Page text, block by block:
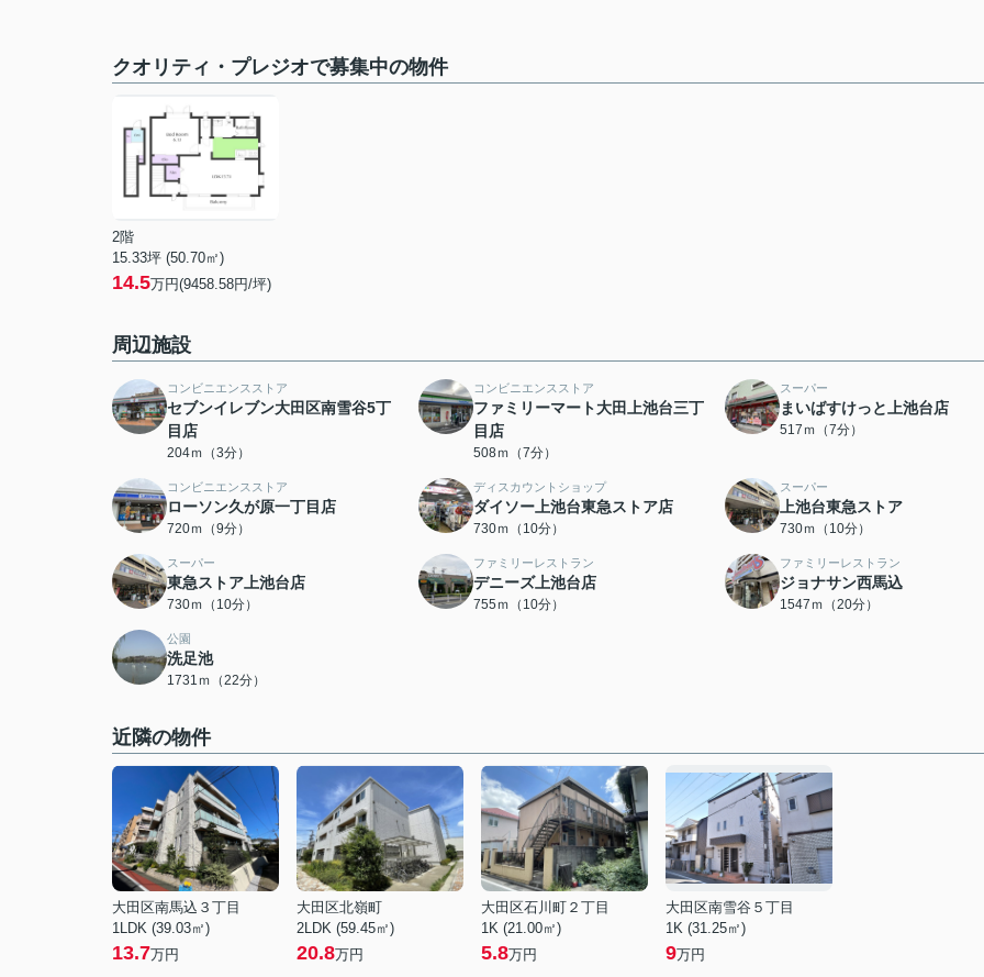
クオリティ・プレジオで募集中の物件
2階
15.33坪 (50.70㎡)
14.5万円(9458.58円/坪)
周辺施設
コンビニエンスストア
セブンイレブン大田区南雪谷5丁
目店
204ｍ（3分）
コンビニエンスストア
ファミリーマート大田上池台三丁
目店
508ｍ（7分）
スーパー
まいばすけっと上池台店
517ｍ（7分）
コンビニエンスストア
ローソン久が原一丁目店
720ｍ（9分）
ディスカウントショップ
ダイソー上池台東急ストア店
730ｍ（10分）
スーパー
上池台東急ストア
730ｍ（10分）
スーパー
東急ストア上池台店
730ｍ（10分）
ファミリーレストラン
デニーズ上池台店
755ｍ（10分）
ファミリーレストラン
ジョナサン西馬込
1547ｍ（20分）
公園
洗足池
1731ｍ（22分）
近隣の物件
大田区南馬込３丁目
1LDK (39.03㎡)
13.7万円
大田区北嶺町
2LDK (59.45㎡)
20.8万円
大田区石川町２丁目
1K (21.00㎡)
5.8万円
大田区南雪谷５丁目
1K (31.25㎡)
9万円